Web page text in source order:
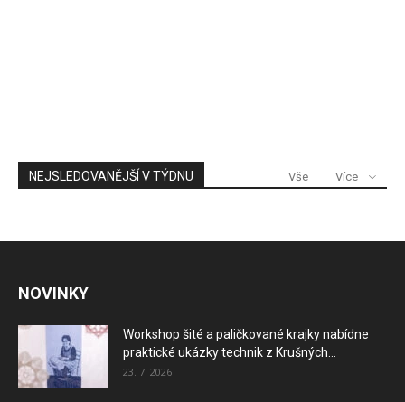
NEJSLEDOVANĚJŠÍ V TÝDNU Vše Více
NOVINKY
Workshop šité a paličkované krajky nabídne
praktické ukázky technik z Krušných...
23. 7. 2026